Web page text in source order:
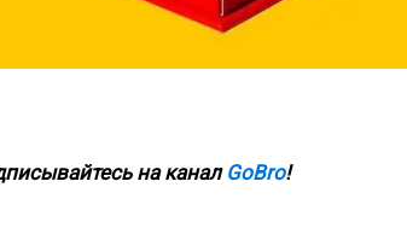
на канал GoBro!